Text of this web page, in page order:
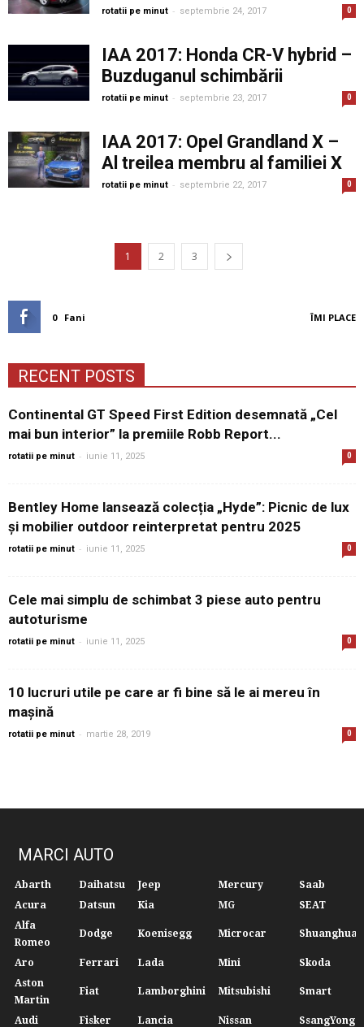
rotatii pe minut - septembrie 24, 2017 0
IAA 2017: Honda CR-V hybrid –
Buzduganul schimbării
rotatii pe minut - septembrie 23, 2017 0
IAA 2017: Opel Grandland X –
Al treilea membru al familiei X
rotatii pe minut - septembrie 22, 2017 0
1 2 3
0 Fani ÎMI PLACE
RECENT POSTS
Continental GT Speed First Edition desemnată „Cel
mai bun interior” la premiile Robb Report...
rotatii pe minut - iunie 11, 2025 0
Bentley Home lansează colecția „Hyde”: Picnic de lux
și mobilier outdoor reinterpretat pentru 2025
rotatii pe minut - iunie 11, 2025 0
Cele mai simplu de schimbat 3 piese auto pentru
autoturisme
rotatii pe minut - iunie 11, 2025 0
10 lucruri utile pe care ar fi bine să le ai mereu în
mașină
rotatii pe minut - martie 28, 2019 0
MARCI AUTO
Abarth Daihatsu Jeep Mercury
Saab
Acura
Datsun Kia MG
SEAT
Alfa
Romeo
Dodge Koenisegg Microcar Shuanghuan
Aro Ferrari Lada Mini
Skoda
Aston
Martin
Fiat Lamborghini Mitsubishi Smart
Audi Fisker Lancia Nissan
SsangYong